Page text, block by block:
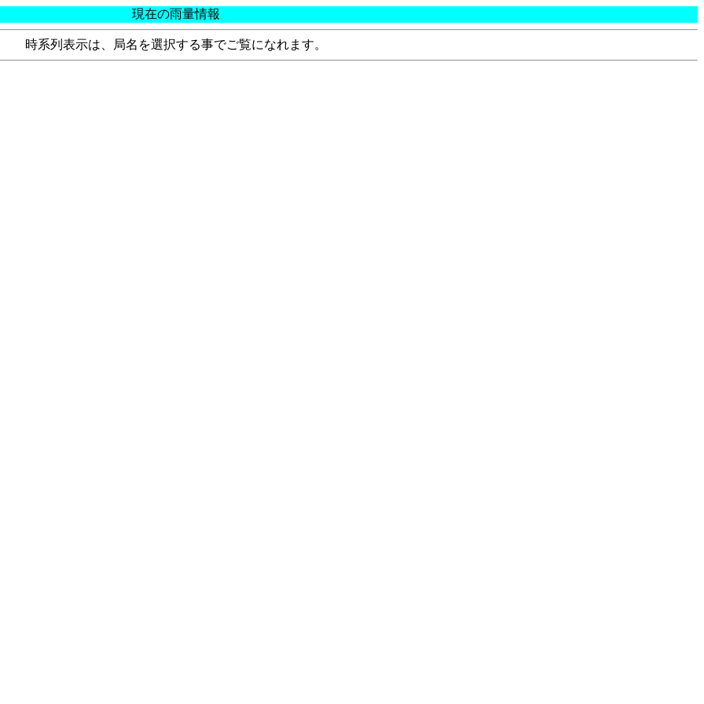
現在の雨量情報
時系列表示は、局名を選択する事でご覧になれます。